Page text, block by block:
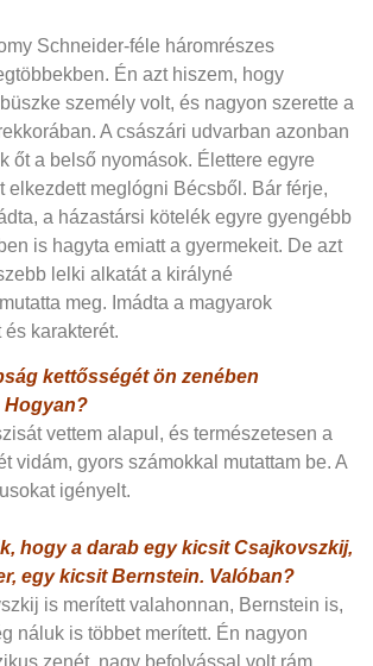
Schneider-féle háromrészes
Én azt hiszem, hogy
személy volt, és nagyon szerette a
A császári udvarban azonban
őt a belső nyomások. Élettere egyre
elkezdett meglógni Bécsből. Bár férje,
a házastársi kötelék egyre gyengébb
is hagyta emiatt a gyermekeit. De azt
lelki alkatát a királyné
meg. Imádta a magyarok
karakterét.
kettősségét ön zenében
Hogyan?
vettem alapul, és természetesen a
vidám, gyors számokkal mutattam be. A
igényelt.
hogy a darab egy kicsit Csajkovszkij,
egy kicsit Bernstein. Valóban?
is merített valahonnan, Bernstein is,
náluk is többet merített. Én nagyon